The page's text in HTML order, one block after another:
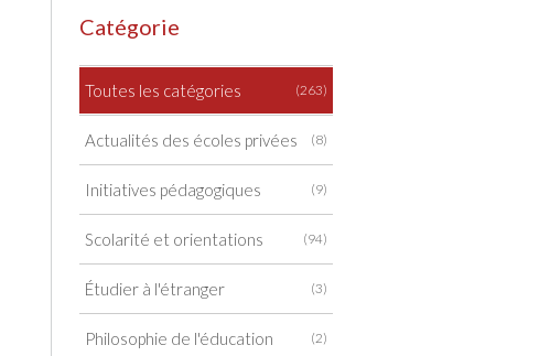
Catégorie
(263)
Toutes les catégories
(8)
Actualités des écoles privées
(9)
Initiatives pédagogiques
(94)
Scolarité et orientations
(3)
Étudier à l'étranger
(2)
Philosophie de l'éducation